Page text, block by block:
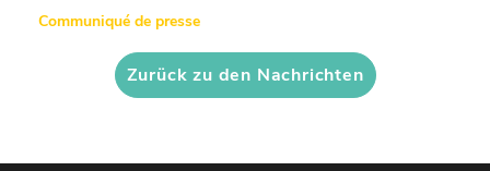
Communiqué de presse
Zurück zu den Nachrichten